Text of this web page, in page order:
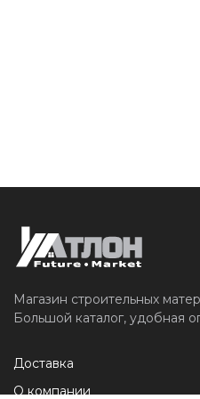
Магазин строительных
Большой каталог, удобная
Доставка
О компании